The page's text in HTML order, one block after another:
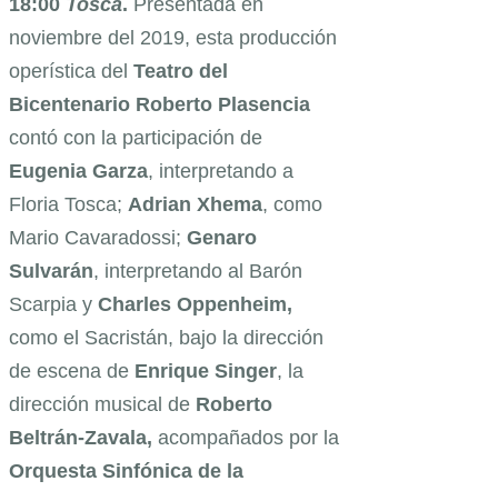
noviembre del 2019, esta producción
operística del Teatro del
Bicentenario Roberto Plasencia
contó con la participación de
Eugenia Garza, interpretando a
Floria Tosca; Adrian Xhema, como
Mario Cavaradossi; Genaro
Sulvarán, interpretando al Barón
Scarpia y Charles Oppenheim,
como el Sacristán, bajo la dirección
de escena de Enrique Singer, la
dirección musical de Roberto
Beltrán-Zavala, acompañados por la
Orquesta Sinfónica de la